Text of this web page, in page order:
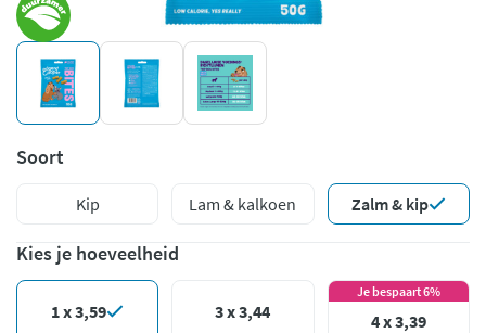
Soort
Kip Lam & kalkoen Zalm & kip
Kies je hoeveelheid
1 x 3,59 3 x 3,44
Je bespaart 6%
4 x 3,39